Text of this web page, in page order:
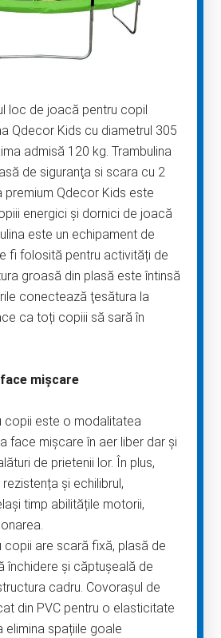
loc de joacă pentru copil
Qdecor Kids cu diametrul 305
admisă 120 kg. Trambulina
de siguranţa si scara cu 2
premium Qdecor Kids este
energici și dornici de joacă
este un echipament de
fi folosită pentru activități de
groasă din plasă este întinsă
conectează ţesătura la
ca toți copiii să sară în
mișcare
copii este o modalitatea
face mișcare în aer liber dar și
de prietenii lor. În plus,
și echilibrul,
timp abilitățile motorii,
copii are scară fixă, plasă de
închidere și căptușeală de
cadru. Covorașul de
din PVC pentru o elasticitate
elimina spațiile goale